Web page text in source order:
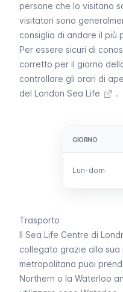
persone che lo visitano
visitatori sono
consiglia di andare il più
Per essere sicuri di
corretto per il giorno
controllare gli orari di
del London Sea Life
.
GIORNO
Lun-dom
GIORNO
Lun-dom
Trasporto
Il Sea Life Centre di
collegato grazie alla sua
metropolitana puoi
Northern o la Waterloo